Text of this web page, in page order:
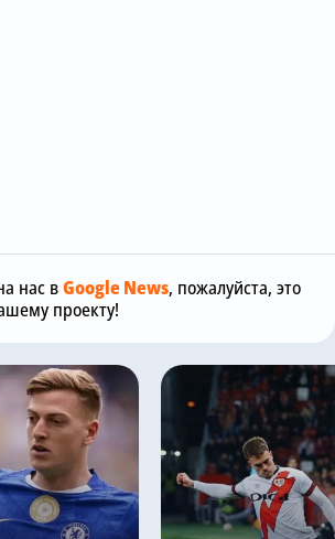
нас вGoogle News, пожалуйста, это
проекту!